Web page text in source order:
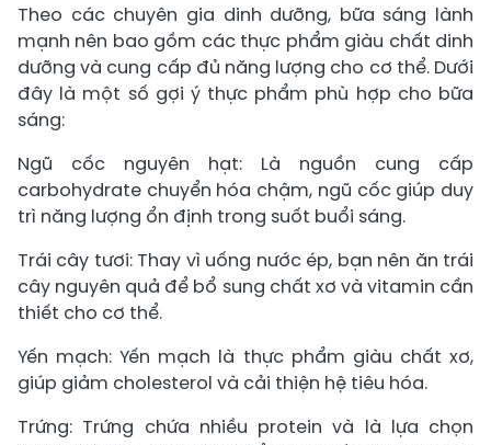
Theo các chuyên gia dinh dưỡng, bữa sáng lành
mạnh nên bao gồm các thực phẩm giàu chất dinh
dưỡng và cung cấp đủ năng lượng cho cơ thể. Dưới
đây là một số gợi ý thực phẩm phù hợp cho bữa
sáng:
Ngũ cốc nguyên hạt: Là nguồn cung cấp
carbohydrate chuyển hóa chậm, ngũ cốc giúp duy
trì năng lượng ổn định trong suốt buổi sáng.
Trái cây tươi: Thay vì uống nước ép, bạn nên ăn trái
cây nguyên quả để bổ sung chất xơ và vitamin cần
thiết cho cơ thể.
Yến mạch: Yến mạch là thực phẩm giàu chất xơ,
giúp giảm cholesterol và cải thiện hệ tiêu hóa.
Trứng: Trứng chứa nhiều protein và là lựa chọn